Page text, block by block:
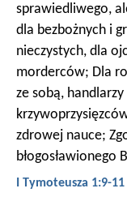
sprawiedliwego,
dla bezbożnych i
nieczystych, dla
morderców; Dla
ze sobą,
zdrowej nauce;
błogosławionego
I Tymoteusza 1:9-11